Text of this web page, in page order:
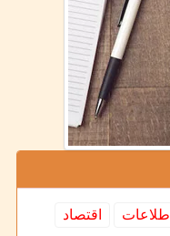
اطلاعات
اقتصاد